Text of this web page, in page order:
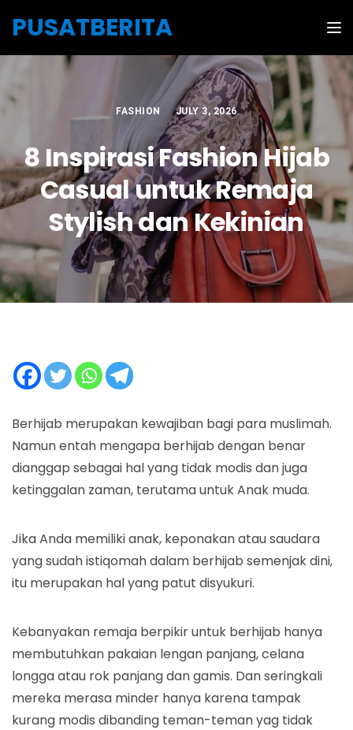
PUSATBERITA
FASHION JULY 3, 2026
8 Inspirasi Fashion Hijab
Casual untuk Remaja
Stylish dan Kekinian
Berhijab merupakan kewajiban bagi para muslimah.
Namun entah mengapa berhijab dengan benar
dianggap sebagai hal yang tidak modis dan juga
ketinggalan zaman, terutama untuk Anak muda.
Jika Anda memiliki anak, keponakan atau saudara
yang sudah istiqomah dalam berhijab semenjak dini,
itu merupakan hal yang patut disyukuri.
Kebanyakan remaja berpikir untuk berhijab hanya
membutuhkan pakaian lengan panjang, celana
longga atau rok panjang dan gamis. Dan seringkali
mereka merasa minder hanya karena tampak
kurang modis dibanding teman-teman yag tidak